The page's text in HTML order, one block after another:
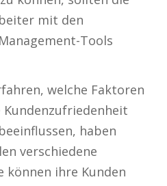
mit den
Tools
welche Faktoren
haben
verschiedene
können ihre Kunden